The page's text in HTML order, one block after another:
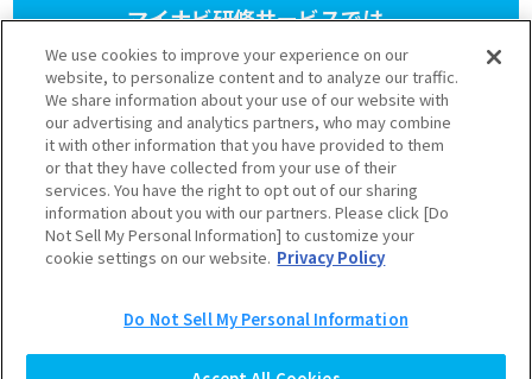
マイナビ研修サービスでは、
人材育成研修プログラムを
提供しています。
さまざまなニーズに応じたプランをご用意しておりますのでお気軽
にお問い合わせください。
03-6628-5111
受付 9:30～17:30（土日祝を除く）
フォーム
お申し込み
We use cookies to improve your experience on our
website, to personalize content and to analyze our traffic.
We share information about your use of our website with
our advertising and analytics partners, who may combine
it with other information that you have provided to them
or that they have collected from your use of their
services. You have the right to opt out of our sharing
information about you with our partners. Please click [Do
Not Sell My Personal Information] to customize your
cookie settings on our website. Privacy Policy
Do Not Sell My Personal Information